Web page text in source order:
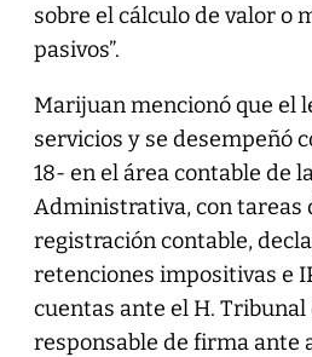
sobre el cálculo de valor o
pasivos”.
Marijuan mencionó que el
servicios y se desempeñó
18- en el área contable de
Administrativa, con tareas
registración contable,
retenciones impositivas e
cuentas ante el H. Tribunal
responsable de firma ante